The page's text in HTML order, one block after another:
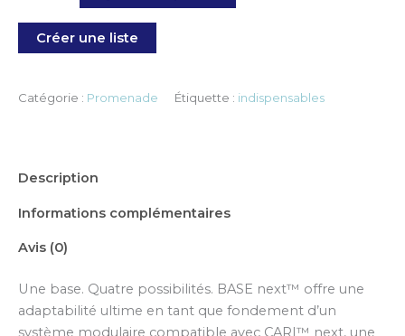
Créer une liste
Catégorie : Promenade Étiquette : indispensables
Description
Informations complémentaires
Avis (0)
Une base. Quatre possibilités. BASE next™ offre une
adaptabilité ultime en tant que fondement d’un
système modulaire compatible avec CARI™ next, une